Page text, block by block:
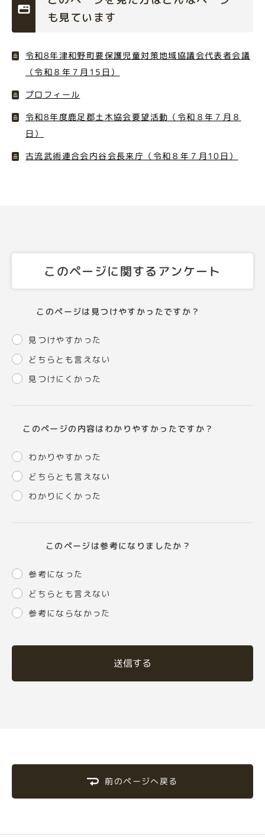
も見ています
令和8年津和野町要保護児童対策地域協議会代表者会議
（令和８年７月15日）
プロフィール
令和8年度鹿足郡土木協会要望活動（令和８年７月８
日）
古流武術連合会内谷会長来庁（令和８年７月10日）
このページに関するアンケート
このページは見つけやすかったですか？
見つけやすかった
どちらとも言えない
見つけにくかった
このページの内容はわかりやすかったですか？
わかりやすかった
どちらとも言えない
わかりにくかった
このページは参考になりましたか？
参考になった
どちらとも言えない
参考にならなかった
送信する
前のページへ戻る